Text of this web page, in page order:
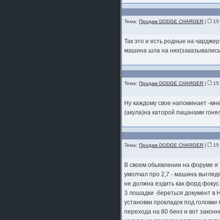
Тема:Продам DODGE CHARGER |
Так это и есть родные на
машина шла на
Тема:Продам DODGE CHARGER |
Ну каждому свое напоминает -
(акула)на каторой пацанами
Тема:Продам DODGE CHARGER |
В своем обьявлении на форуме я
умолчал про 2,7 - машина
не должна ездить как форд
3 лошадки -береться документ в
установки прокладок под головки
перехода на 80 бенз и вот